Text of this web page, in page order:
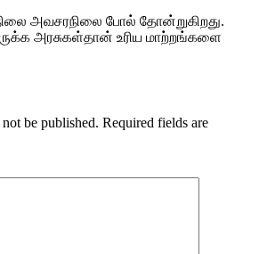
அவசரநிலை போல் தோன்றுகிறது.
அரசுகள்தான் உரிய மாற்றங்களை
be published. Required fields are